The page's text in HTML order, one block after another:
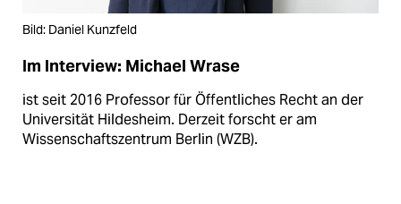
Bild: Daniel Kunzfeld
Im Interview: Michael Wrase
ist seit 2016 Professor für Öffentliches Recht an der
Universität Hildesheim. Derzeit forscht er am
Wissenschafts­zentrum Berlin (WZB).